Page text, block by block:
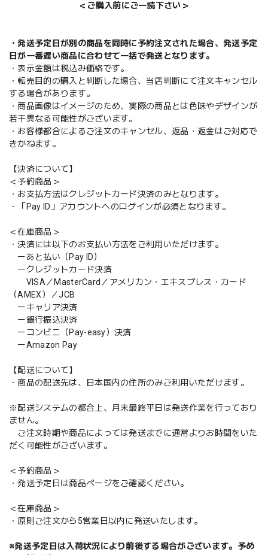
＜ご購入前にご一読下さい＞
・発送予定日が別の商品を同時に予約注文された場合、発送予定
日が一番遅い商品に合わせて一括で発送となります。
・表示金額は税込み価格です。
・転売目的の購入と判断した場合、当店判断にて注文キャンセル
する場合があります。
・商品画像はイメージのため、実際の商品とは色味やデザインが
若干異なる可能性がございます。
・お客様都合によるご注文のキャンセル、返品・返金はご対応で
きかねます。
【決済について】
＜予約商品＞
・お支払方法はクレジットカード決済のみとなります。
・「Pay ID」アカウントへのログインが必須となります。
＜在庫商品＞
・決済には以下のお支払い方法をご利用いただけます。
ーあと払い（Pay ID）
ークレジットカード決済
VISA／MasterCard／アメリカン・エキスプレス・カード
（AMEX）／JCB
ーキャリア決済
ー銀行振込決済
ーコンビニ（Pay-easy）決済
ーAmazon Pay
【配送について】
・商品の配送先は、日本国内の住所のみご利用いただけます。
※配送システムの都合上、月末最終平日は発送作業を行っており
ません。
ご注文時期や商品によっては発送までに通常よりお時間をいた
だく可能性がございます。
＜予約商品＞
・発送予定日は商品ページをご確認ください。
＜在庫商品＞
・原則ご注文から5営業日以内に発送いたします。
※発送予定日は入荷状況により前後する場合がございます。予め